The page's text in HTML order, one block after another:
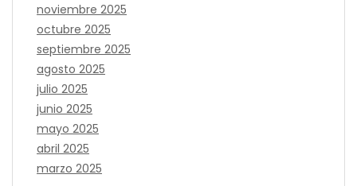
noviembre 2025
octubre 2025
septiembre 2025
agosto 2025
julio 2025
junio 2025
mayo 2025
abril 2025
marzo 2025